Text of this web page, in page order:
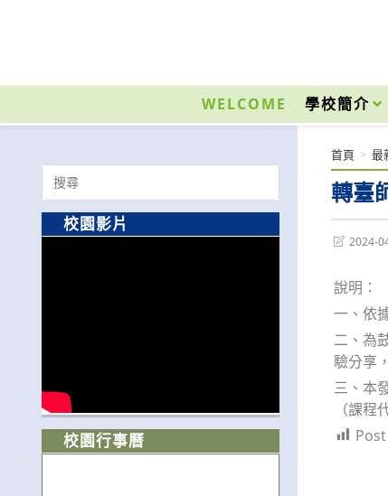
內
WELCOME 學校簡介
轉臺
首頁 > 最
Post2024-
說明：
一、依
二、為
驗分享
三、本
（課
Search
for:
校園影片
校園行事曆